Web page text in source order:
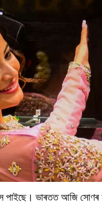
পাইছে। ভাৰতত আজি